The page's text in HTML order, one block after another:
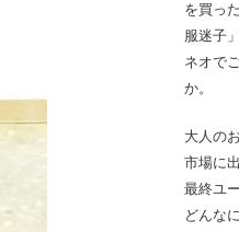
を買っ
服迷子
ネオで
か。
大人の
市場に
最終ユ
どんな